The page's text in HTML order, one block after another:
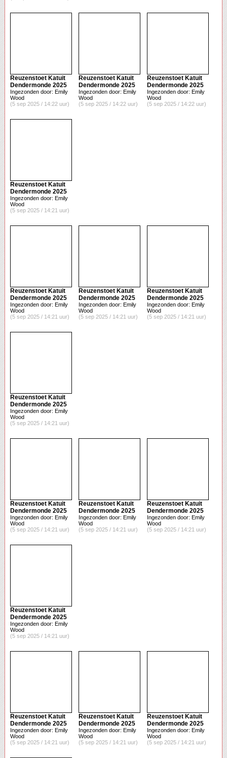
Reuzenstoet Katuit
Dendermonde 2025
Ingezonden door: Emily
Wood
(5 sep 2025 / 14:22 uur)
Reuzenstoet Katuit
Dendermonde 2025
Ingezonden door: Emily
Wood
(5 sep 2025 / 14:22 uur)
Reuzenstoet Katuit
Dendermonde 2025
Ingezonden door: Emily
Wood
(5 sep 2025 / 14:22 uur)
Reuzenstoet Katuit
Dendermonde 2025
Ingezonden door: Emily
Wood
(5 sep 2025 / 14:21 uur)
Reuzenstoet Katuit
Dendermonde 2025
Ingezonden door: Emily
Wood
(5 sep 2025 / 14:21 uur)
Reuzenstoet Katuit
Dendermonde 2025
Ingezonden door: Emily
Wood
(5 sep 2025 / 14:21 uur)
Reuzenstoet Katuit
Dendermonde 2025
Ingezonden door: Emily
Wood
(5 sep 2025 / 14:21 uur)
Reuzenstoet Katuit
Dendermonde 2025
Ingezonden door: Emily
Wood
(5 sep 2025 / 14:21 uur)
Reuzenstoet Katuit
Dendermonde 2025
Ingezonden door: Emily
Wood
(5 sep 2025 / 14:21 uur)
Reuzenstoet Katuit
Dendermonde 2025
Ingezonden door: Emily
Wood
(5 sep 2025 / 14:21 uur)
Reuzenstoet Katuit
Dendermonde 2025
Ingezonden door: Emily
Wood
(5 sep 2025 / 14:21 uur)
Reuzenstoet Katuit
Dendermonde 2025
Ingezonden door: Emily
Wood
(5 sep 2025 / 14:21 uur)
Reuzenstoet Katuit
Dendermonde 2025
Ingezonden door: Emily
Wood
(5 sep 2025 / 14:21 uur)
Reuzenstoet Katuit
Dendermonde 2025
Ingezonden door: Emily
Wood
(5 sep 2025 / 14:21 uur)
Reuzenstoet Katuit
Dendermonde 2025
Ingezonden door: Emily
Wood
(5 sep 2025 / 14:21 uur)